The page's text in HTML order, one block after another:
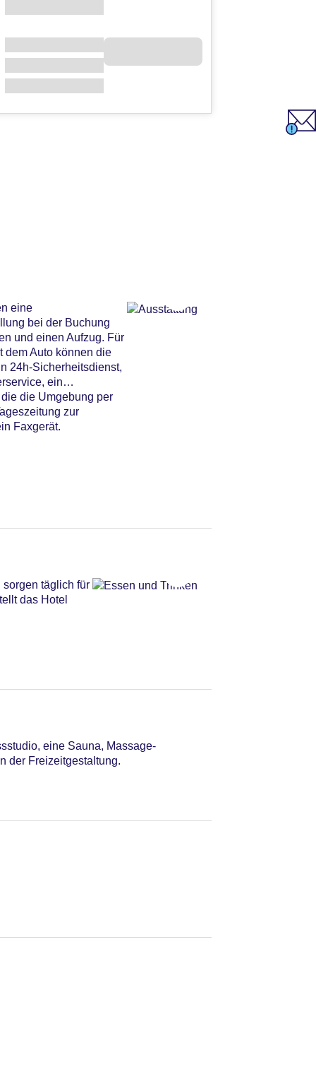
eine
bei der Buchung
und einen Aufzug. Für
dem Auto können die
24h-Sicherheitsdienst,
ein
die Umgebung per
zur
Faxgerät.
sorgen täglich für
das Hotel
eine Sauna, Massage-
der Freizeitgestaltung.